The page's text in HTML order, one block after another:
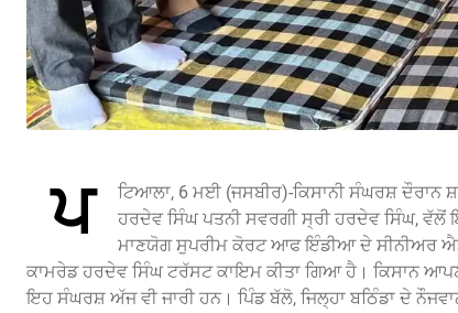
ਪ
ਟਿਆਲਾ, 6 ਮਈ (ਜਸਬੀਰ)-ਕਿਸਾਨੀ ਸੰਘਰਸ਼ ਦੌਰਾਨ
ਹਰਦੇਵ ਸਿੰਘ ਪਤਨੀ ਸਵਰਗੀ ਸ੍ਰੀ ਹਰਦੇਵ ਸਿੰਘ, ਵੱਲੋਂ
ਮਾਣਯੋਗ ਸੁਪਰੀਮ ਕੋਰਟ ਆਫ ਇੰਡੀਆ ਦੇ ਸੀਨੀਅਰ
ਕਾਮਰੇਡ ਹਰਦੇਵ ਸਿੰਘ ਟਰੱਸਟ ਕਾਇਮ ਕੀਤਾ ਗਿਆ ਹੈ। ਕਿਸਾਨ
ਇਹ ਸੰਘਰਸ਼ ਅੱਜ ਵੀ ਜਾਰੀ ਹਨ। ਪਿੰਡ ਬੱਲੋ, ਜਿਲ੍ਹਾ ਬਠਿੰਡਾ ਦੇ